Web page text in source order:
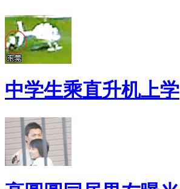
中学生乘直升机上学